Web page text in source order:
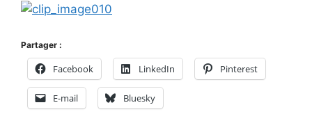
Partager :
Facebook LinkedIn Pinterest
E-mail Bluesky